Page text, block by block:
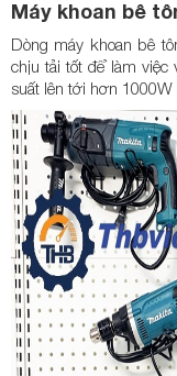
Máy khoan bê
Dòng máy khoan bê
chịu tải tốt để làm việc
suất lên tới hơn